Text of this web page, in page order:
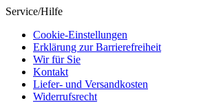
Service/Hilfe
Cookie-Einstellungen
Erklärung zur Barrierefreiheit
Wir für Sie
Kontakt
Liefer- und Versandkosten
Widerrufsrecht